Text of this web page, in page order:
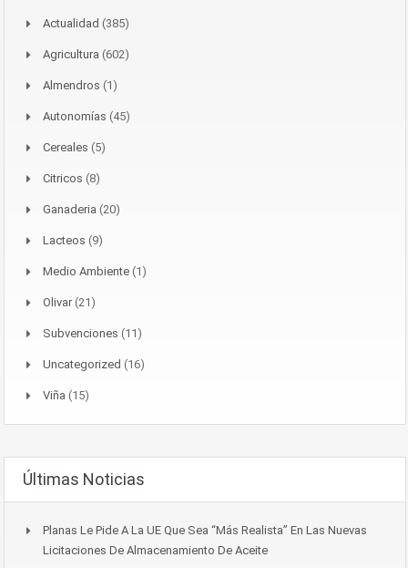
Actualidad (385)
Agricultura (602)
Almendros (1)
Autonomías (45)
Cereales (5)
Citricos (8)
Ganaderia (20)
Lacteos (9)
Medio Ambiente (1)
Olivar(21)
Subvenciones (11)
Uncategorized (16)
Viña (15)
Últimas Noticias
Planas Le Pide A La UE Que Sea “más Realista” En Las Nuevas
Licitaciones De Almacenamiento De Aceite